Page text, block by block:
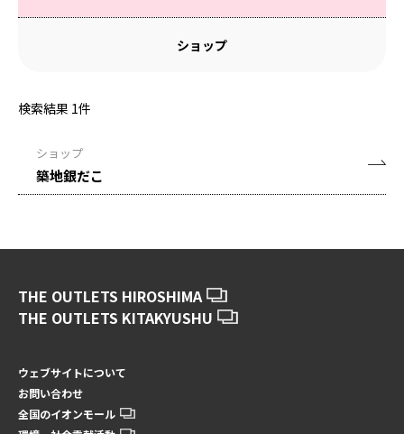
ショップ
検索結果 1件
ショップ
築地銀だこ
THE OUTLETS HIROSHIMA
THE OUTLETS KITAKYUSHU
ウェブサイトについて
お問い合わせ
全国のイオンモール